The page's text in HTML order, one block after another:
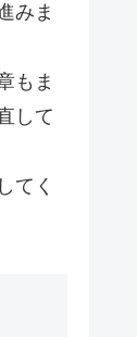
みま
もま
して
てく